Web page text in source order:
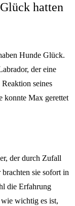
hatten
Hunde Glück.
der eine
seines
konnte Max gerettet
der durch Zufall
sie sofort in
die Erfahrung
wichtig es ist,